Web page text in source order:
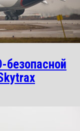
безопасной